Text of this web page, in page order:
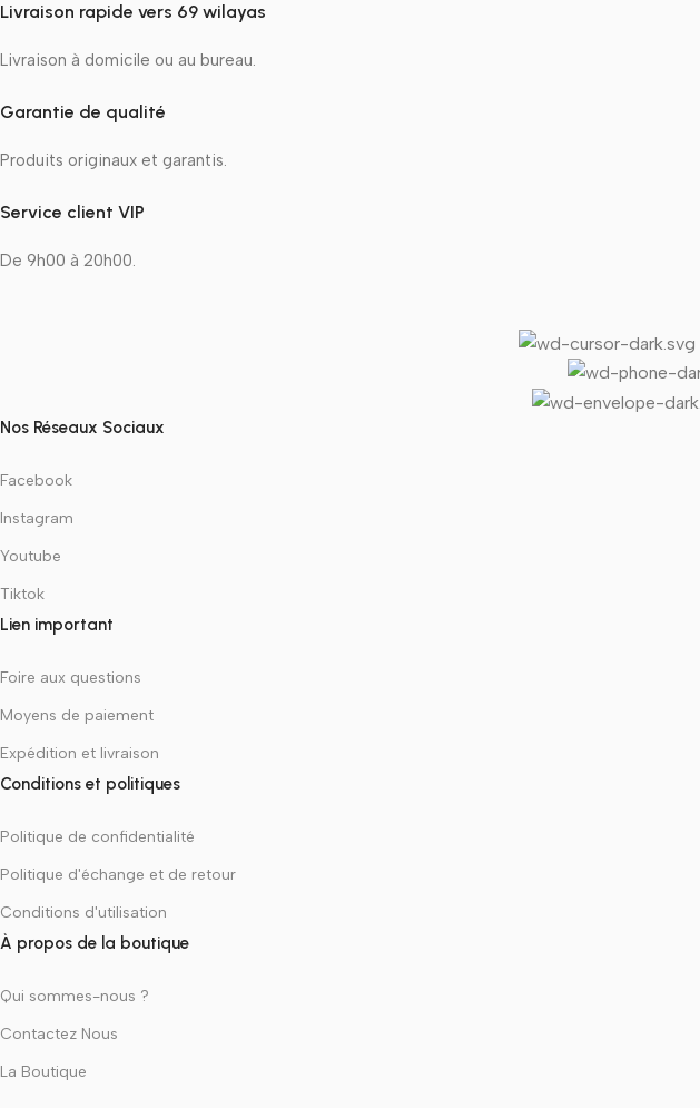
Livraison rapide vers 69 wilayas
Livraison à domicile ou au bureau.
Garantie de qualité
Produits originaux et garantis.
Service client VIP
De 9h00 à 20h00.
Nos Réseaux Sociaux
Facebook
Instagram
Youtube
Tiktok
Lien important
Foire aux questions
Moyens de paiement
Expédition et livraison
Conditions et politiques
Politique de confidentialité
Politique d'échange et de retour
Conditions d'utilisation
À propos de la boutique
Qui sommes-nous ?
Contactez Nous
La Boutique